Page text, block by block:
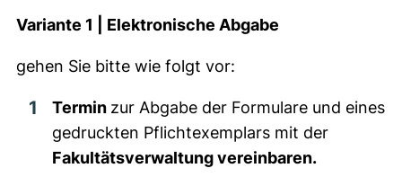
Variante 1 | Elektronische Abgabe
gehen Sie bitte wie folgt vor:
Termin zur Abgabe der Formulare und eines
gedruckten Pflichtexemplars mit der
Fakultätsverwaltung vereinbaren.